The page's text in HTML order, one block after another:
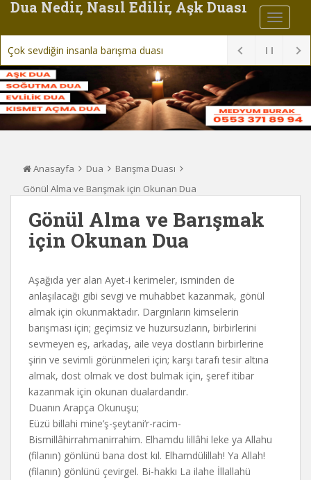
Dua Nedir, Nasıl Edilir, Aşk Duası
Çok sevdiğin insanla barışma duası
Anasayfa Dua
Barışma Duası
Gönül Alma ve Barışmak için Okunan Dua
Gönül Alma ve Barışmak
için Okunan Dua
Aşağıda yer alan Ayet-i kerimeler, isminden de
anlaşılacağı gibi sevgi ve muhabbet kazanmak, gönül
almak için okunmaktadır. Dargınların kimselerin
barışması için; geçimsiz ve huzursuzların, birbirlerini
sevmeyen eş, arkadaş, aile veya dostların birbirlerine
şirin ve sevimli görünmeleri için; karşı tarafı tesir altına
almak, dost olmak ve dost bulmak için, şeref itibar
kazanmak için okunan dualardandır.
Duanın Arapça Okunuşu;
Eüzü billahi mine’ş-şeytani’r-racim-
Bismillâhirrahmanirrahim. Elhamdu lillâhi leke ya Allahu
(filanın) gönlünü bana dost kıl. Elhamdülillah! Ya Allah!
(filanın) gönlünü çevirgel. Bi-hakkı La ilahe İllallahü